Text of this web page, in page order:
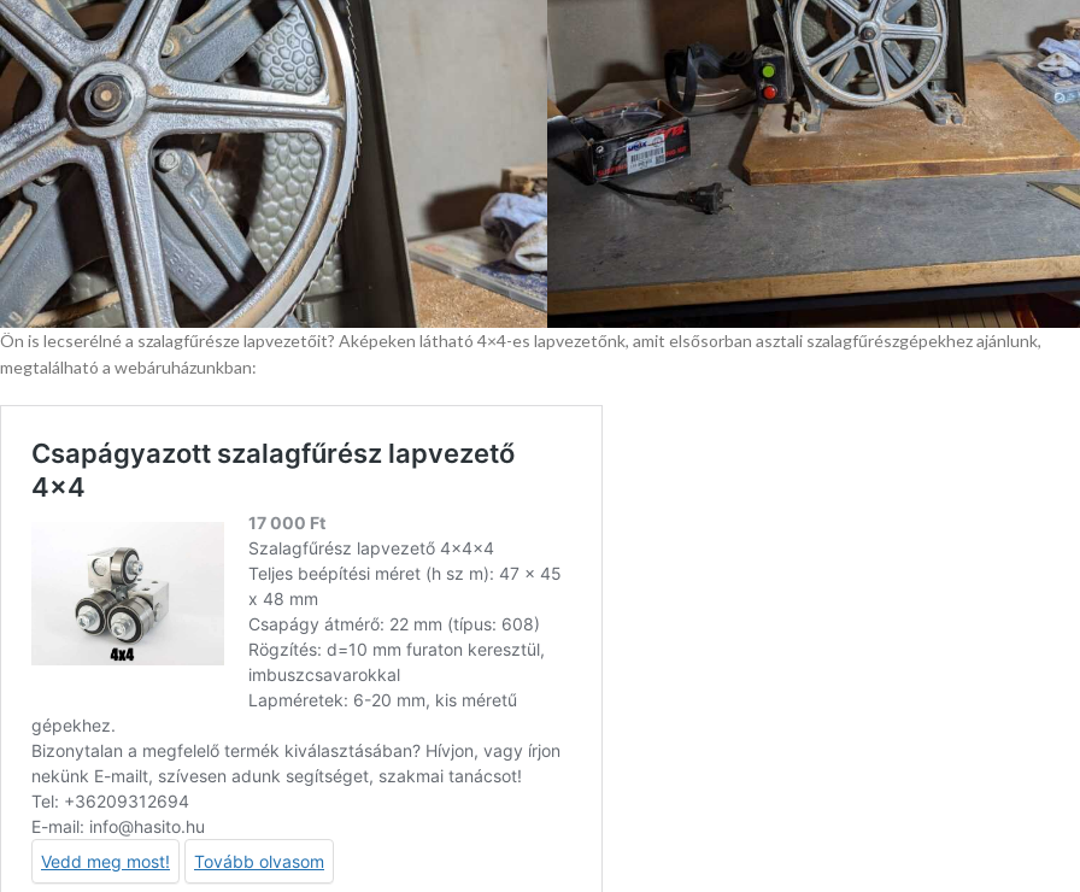
Ön is lecserélné a szalagfűrésze lapvezetőit? Aképeken látható 4×4-es lapvezetőnk, amit elsősorban asztali szalagfűrészgépekhez ajánlunk,
megtalálható a webáruházunkban: